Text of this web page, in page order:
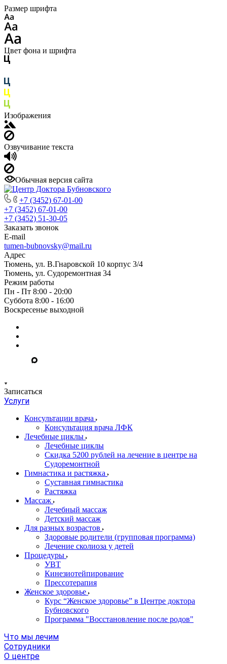
Размер шрифта
Цвет фона и шрифта
Изображения
Озвучивание текста
Обычная версия сайта
+7 (3452) 67-01-00
+7 (3452) 67-01-00
+7 (3452) 51-30-05
Заказать звонок
E-mail
tumen-bubnovsky@mail.ru
Адрес
Тюмень, ул. В.Гнаровской 10 корпус 3/4
Тюмень, ул. Судоремонтная 34
Режим работы
Пн - Пт 8:00 - 20:00
Суббота 8:00 - 16:00
Воскресенье выходной
Записаться
Услуги
Консультации врача
Консультация врача ЛФК
Лечебные циклы
Лечебные циклы
Скидка 5200 рублей на лечение в центре на
Судоремонтной
Гимнастика и растяжка
Суставная гимнастика
Растяжка
Массаж
Лечебный массаж
Детский массаж
Для разных возрастов
Здоровые родители (групповая программа)
Лечение сколиоза у детей
Процедуры
УВТ
Кинезиотейпирование
Прессотерапия
Женское здоровье
Курс “Женское здоровье” в Центре доктора
Бубновского
Программа "Восстановление после родов"
Что мы лечим
Сотрудники
О центре